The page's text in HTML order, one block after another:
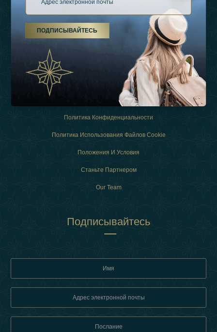
О Нас
Виды Отдыха
Связаться
Политика Конфиденциальности
Политика Использования Файлов Cookie
Положения И Условия
Станьте Партнером
Our Team
Подписывайтесь
ПОДПИСЫВАЙТЕСЬ